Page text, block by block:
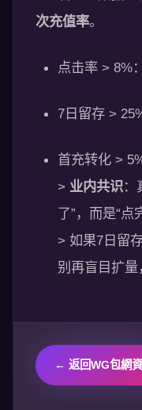
次充值率。
点击率 > 8%
7日留存 >
首充转化 >
> 业内共识 ：
了”，而是“点
> 如果7日留
别再盲目扩量
← 返回WG包網